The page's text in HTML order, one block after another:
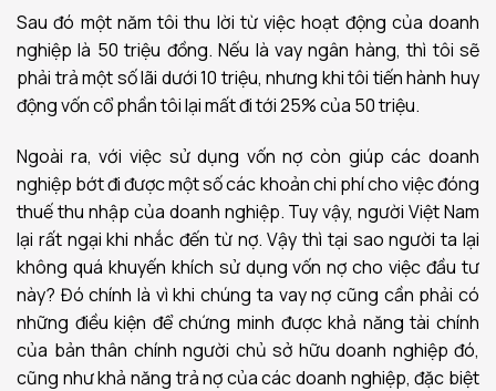
Sau đó một năm tôi thu lời từ việc hoạt động của doanh
nghiệp là 50 triệu đồng. Nếu là vay ngân hàng, thì tôi sẽ
phải trả một số lãi dưới 10 triệu, nhưng khi tôi tiến hành huy
động vốn cổ phần tôi lại mất đi tới 25% của 50 triệu.
Ngoài ra, với việc sử dụng vốn nợ còn giúp các doanh
nghiệp bớt đi được một số các khoản chi phí cho việc đóng
thuế thu nhập của doanh nghiệp. Tuy vậy, người Việt Nam
lại rất ngại khi nhắc đến từ nợ. Vậy thì tại sao người ta lại
không quá khuyến khích sử dụng vốn nợ cho việc đầu tư
này? Đó chính là vì khi chúng ta vay nợ cũng cần phải có
những điều kiện để chứng minh được khả năng tài chính
của bản thân chính người chủ sở hữu doanh nghiệp đó,
cũng như khả năng trả nợ của các doanh nghiệp, đặc biệt